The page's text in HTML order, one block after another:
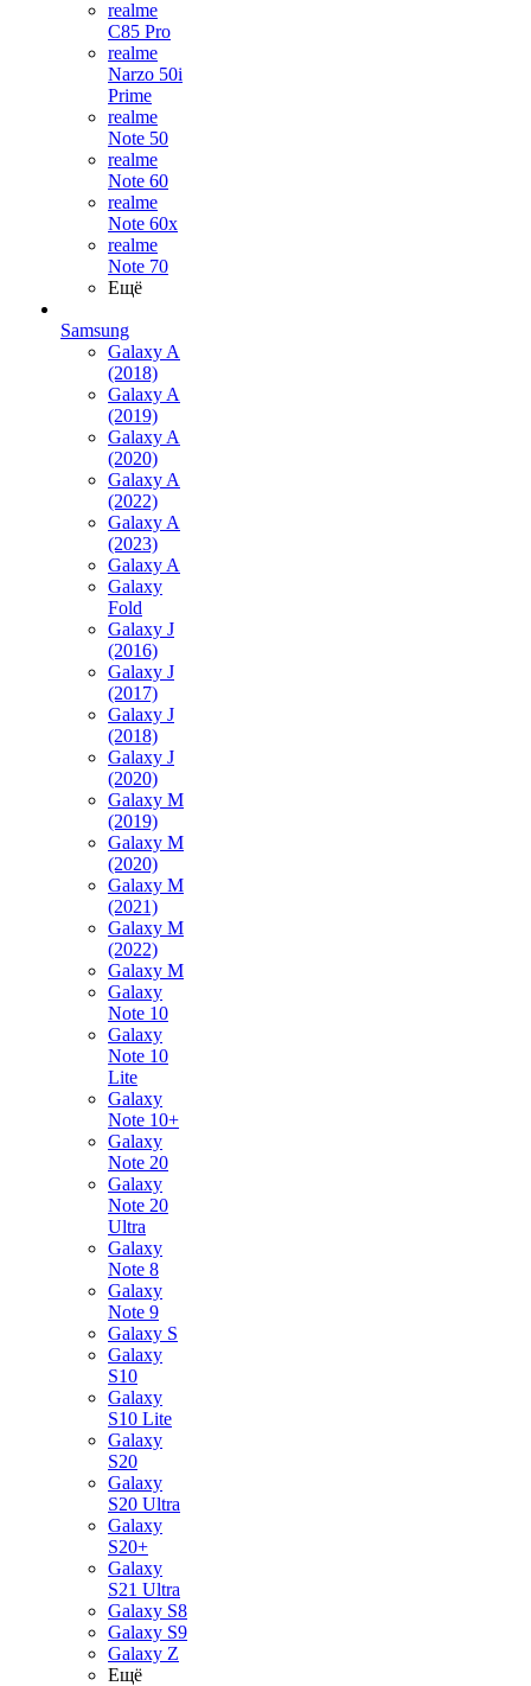
realme
C85 Pro
realme
Narzo 50i
Prime
realme
Note 50
realme
Note 60
realme
Note 60x
realme
Note 70
Ещё
Samsung
Galaxy A
(2018)
Galaxy A
(2019)
Galaxy A
(2020)
Galaxy A
(2022)
Galaxy A
(2023)
Galaxy A
Galaxy
Fold
Galaxy J
(2016)
Galaxy J
(2017)
Galaxy J
(2018)
Galaxy J
(2020)
Galaxy M
(2019)
Galaxy M
(2020)
Galaxy M
(2021)
Galaxy M
(2022)
Galaxy M
Galaxy
Note 10
Galaxy
Note 10
Lite
Galaxy
Note 10+
Galaxy
Note 20
Galaxy
Note 20
Ultra
Galaxy
Note 8
Galaxy
Note 9
Galaxy S
Galaxy
S10
Galaxy
S10 Lite
Galaxy
S20
Galaxy
S20 Ultra
Galaxy
S20+
Galaxy
S21 Ultra
Galaxy S8
Galaxy S9
Galaxy Z
Ещё